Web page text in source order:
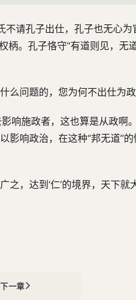
请孔子出仕，孔子也无心
。孔子恪守“有道则见，无
么问题的，您为何不出仕为
响施政者，这也算是从政啊
影响政治，在这种“邦无道”
，达到‘仁’的境界，天下就
下一章